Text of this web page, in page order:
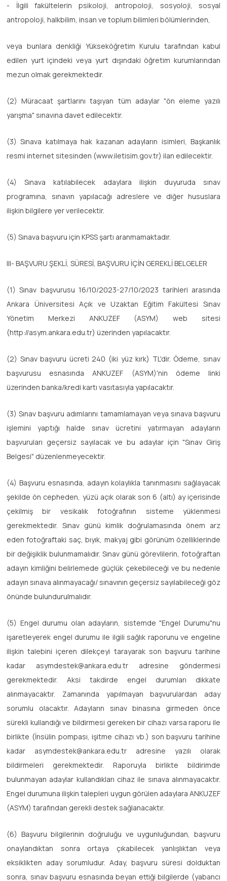
- İlgili fakültelerin psikoloji, antropoloji, sosyoloji, sosyal
antropoloji, halkbilim, insan ve toplum bilimleri bölümlerinden,
veya bunlara denkliği Yükseköğretim Kurulu tarafından kabul
edilen yurt içindeki veya yurt dışındaki öğretim kurumlarından
mezun olmak gerekmektedir.
(2) Müracaat şartlarını taşıyan tüm adaylar "ön eleme yazılı
yarışma" sınavına davet edilecektir.
(3) Sınava katılmaya hak kazanan adayların isimleri, Başkanlık
resmi internet sitesinden (www.iletisim.gov.tr) ilan edilecektir.
(4) Sınava katılabilecek adaylara ilişkin duyuruda sınav
programına, sınavın yapılacağı adreslere ve diğer hususlara
ilişkin bilgilere yer verilecektir.
(5) Sınava başvuru için KPSS şartı aranmamaktadır.
III- BAŞVURU ŞEKLİ, SÜRESİ, BAŞVURU İÇİN GEREKLİ BELGELER
(1) Sınav başvurusu 16/10/2023-27/10/2023 tarihleri arasında
Ankara Üniversitesi Açık ve Uzaktan Eğitim Fakültesi Sınav
Yönetim Merkezi ANKUZEF (ASYM) web sitesi
(http://asym.ankara.edu.tr) üzerinden yapılacaktır.
(2) Sınav başvuru ücreti 240 (iki yüz kırk) TL'dir. Ödeme, sınav
başvurusu esnasında ANKUZEF (ASYM)'nin ödeme linki
üzerinden banka/kredi kartı vasıtasıyla yapılacaktır.
(3) Sınav başvuru adımlarını tamamlamayan veya sınava başvuru
işlemini yaptığı halde sınav ücretini yatırmayan adayların
başvuruları geçersiz sayılacak ve bu adaylar için "Sınav Giriş
Belgesi" düzenlenmeyecektir.
(4) Başvuru esnasında, adayın kolaylıkla tanınmasını sağlayacak
şekilde ön cepheden, yüzü açık olarak son 6 (altı) ay içerisinde
çekilmiş bir vesikalık fotoğrafının sisteme yüklenmesi
gerekmektedir. Sınav günü kimlik doğrulamasında önem arz
eden fotoğraftaki saç, bıyık, makyaj gibi görünüm özelliklerinde
bir değişiklik bulunmamalıdır. Sınav günü görevlilerin, fotoğraftan
adayın kimliğini belirlemede güçlük çekebileceği ve bu nedenle
adayın sınava alınmayacağı/ sınavının geçersiz sayılabileceği göz
önünde bulundurulmalıdır.
(5) Engel durumu olan adayların, sistemde "Engel Durumu"nu
işaretleyerek engel durumu ile ilgili sağlık raporunu ve engeline
ilişkin talebini içeren dilekçeyi tarayarak son başvuru tarihine
kadar asymdestek@ankara.edu.tr adresine göndermesi
gerekmektedir. Aksi takdirde engel durumları dikkate
alınmayacaktır. Zamanında yapılmayan başvurulardan aday
sorumlu olacaktır. Adayların sınav binasına girmeden önce
sürekli kullandığı ve bildirmesi gereken bir cihazı varsa raporu ile
birlikte (İnsülin pompası, işitme cihazı vb.) son başvuru tarihine
kadar asymdestek@ankara.edu.tr adresine yazılı olarak
bildirmeleri gerekmektedir. Raporuyla birlikte bildirimde
bulunmayan adaylar kullandıkları cihaz ile sınava alınmayacaktır.
Engel durumuna ilişkin talepleri uygun görülen adaylara ANKUZEF
(ASYM) tarafından gerekli destek sağlanacaktır.
(6) Başvuru bilgilerinin doğruluğu ve uygunluğundan, başvuru
onaylandıktan sonra ortaya çıkabilecek yanlışlıktan veya
eksiklikten aday sorumludur. Aday, başvuru süresi dolduktan
sonra, sınav başvuru esnasında beyan ettiği bilgilerde (yabancı